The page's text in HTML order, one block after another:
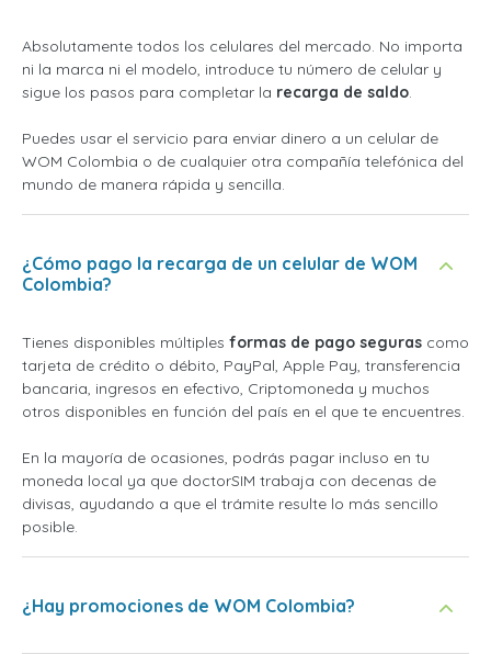
Absolutamente todos los celulares del mercado. No importa
ni la marca ni el modelo, introduce tu número de celular y
sigue los pasos para completar la recarga de saldo.
Puedes usar el servicio para enviar dinero a un celular de
WOM Colombia o de cualquier otra compañía telefónica del
mundo de manera rápida y sencilla.
¿Cómo pago la recarga de un celular de WOM
Colombia?
Tienes disponibles múltiples formas de pago seguras como
tarjeta de crédito o débito, PayPal, Apple Pay, transferencia
bancaria, ingresos en efectivo, Criptomoneda y muchos
otros disponibles en función del país en el que te encuentres.
En la mayoría de ocasiones, podrás pagar incluso en tu
moneda local ya que doctorSIM trabaja con decenas de
divisas, ayudando a que el trámite resulte lo más sencillo
posible.
¿Hay promociones de WOM Colombia?